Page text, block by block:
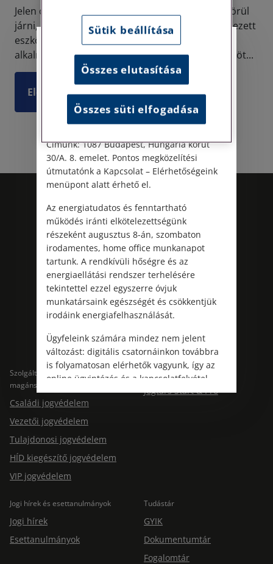
Jelen cikksorozatunk folytatásaként azt fogjuk körül
járni, hogy a büntetőeljárási törvény milyen leplezett
eszközök használatát engedi meg és azok
alkalmazásához milyen garanciális szabályokat köt...
Elolvasom
Kövess minket!
Szolgáltatások
magánszemélyeknek
Családi jogvédelem
Vezetői jogvédelem
Tulajdonosi jogvédelem
HÍD kiegészítő jogvédelem
VIP jogvédelem
Szolgáltatások cégeknek
Jogtárs Start & Pro
Jogi hírek és esettanulmányok
Jogi hírek
Esettanulmányok
Tudástár
GYIK
Dokumentumtár
Fogalomtár
Személyes ügyfélfogadás
Tisztelt Ügyfeleink!
Személyes ügyfélszolgálatunk telefonon
történő előzetes időpontegyeztetés után,
Címünk: 1087 Budapest, Hungária körút
30/A. 8. emelet. Pontos megközelítési
útmutatónk a Kapcsolat – Elérhetőségeink
menüpont alatt érhető el.
Az energiatudatos és fenntartható
működés iránti elkötelezettségünk
részeként augusztus 8-án, szombaton
irodamentes, home office munkanapot
tartunk. A rendkívüli hőségre és az
energiaellátási rendszer terhelésére
tekintettel ezzel egyszerre óvjuk
munkatársaink egészségét és csökkentjük
irodáink energiafelhasználását.
Ügyfeleink számára mindez nem jelent
változást: digitális csatornáinkon továbbra
is folyamatosan elérhetők vagyunk, így az
online ügyintézés és a kapcsolatfelvétel
változatlanul biztosított.
Sütik beállítása
Összes elutasítása
Összes süti elfogadása